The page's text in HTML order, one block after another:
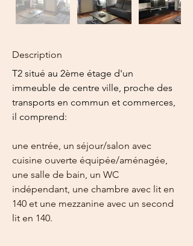
Description
T2 situé au 2ème étage d'un
immeuble de centre ville, proche des
transports en commun et commerces,
il comprend:
une entrée, un séjour/salon avec
cuisine ouverte équipée/aménagée,
une salle de bain, un WC
indépendant, une chambre avec lit en
140 et une mezzanine avec un second
lit en 140.